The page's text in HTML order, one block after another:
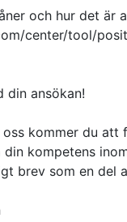
och hur det är
center/tool/
din ansökan!
kommer du
kompetens
brev som en del